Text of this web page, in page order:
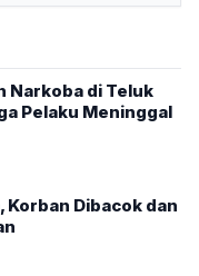
Narkoba di Teluk
Pelaku Meninggal
Korban Dibacok dan